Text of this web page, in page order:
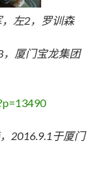
左2，罗训森
厦门宝龙集团
2016.9.1 于厦门